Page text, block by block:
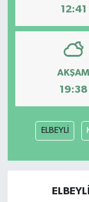
12:41
AKŞAM
19:38
ELBEYLİ
Flaş Haber
Gayrimenkul
GENEL
GÜNDEM
Güvenlik
İNSAN